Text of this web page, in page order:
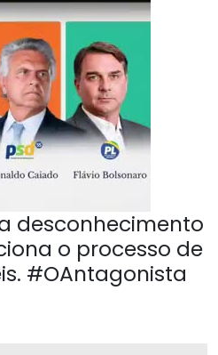
desconhecimento
o processo de
#OAntagonista